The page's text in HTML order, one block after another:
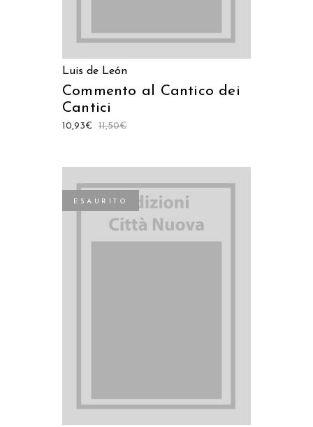
Luis de León
Commento al Cantico dei
Cantici
11,50€
10,93€
ESAURITO